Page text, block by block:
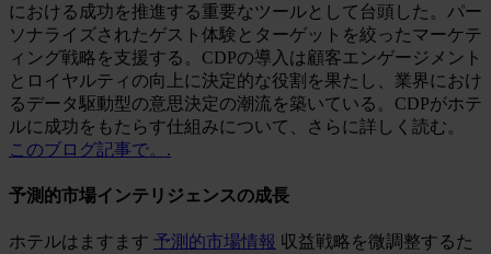
における成功を推進する重要なツールとして台頭した。パー
ソナライズされたゲスト体験とターゲットを絞ったマーケテ
ィング戦略を支援する。CDPの導入は顧客エンゲージメント
とロイヤルティの向上に決定的な役割を果たし、業界におけ
るデータ駆動型の意思決定の潮流を築いている。CDPがホテ
ルに成功をもたらす仕組みについて、さらに詳しく読む。
このブログ記事で。.
予測的市場インテリジェンスの成長
ホテルはますます 予測的市場情報 収益戦略を微調整するた